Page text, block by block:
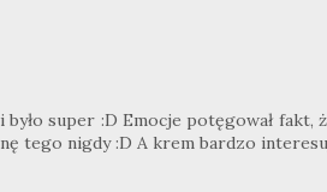
było super :D Emocje potęgował
tego nigdy :D A krem bardzo